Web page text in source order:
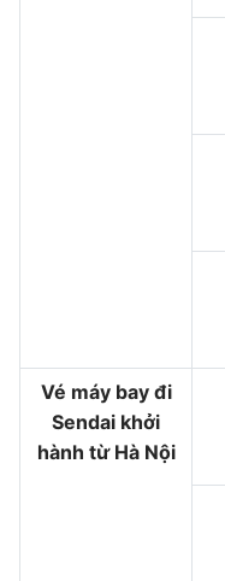
Vé máy bay đi
Sendai khởi
hành từ Hà Nội